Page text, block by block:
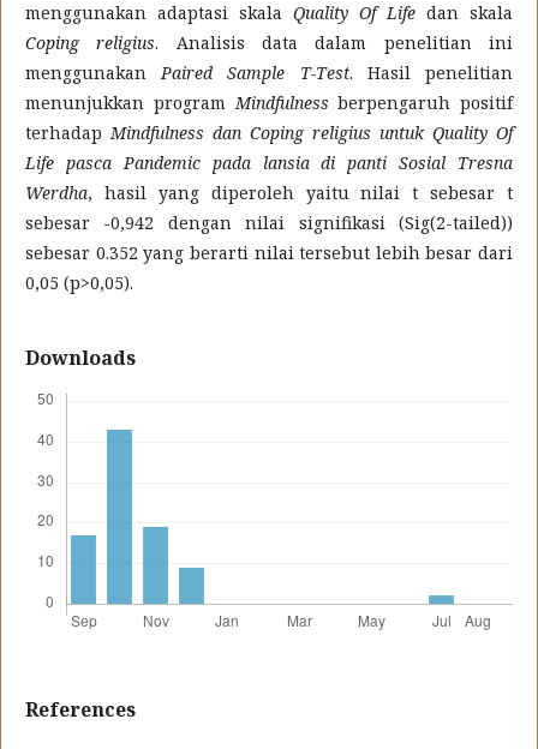
menggunakan adaptasi skala Quality Of Life dan skala
Coping religius. Analisis data dalam penelitian ini
menggunakanPaired Sample T-Test. Hasil penelitian
menunjukkan programMindfulness berpengaruh positif
terhadapMindfulness dan Coping religius untuk Quality Of
Life pasca Pandemic pada lansia di panti Sosial Tresna
Werdha, hasil yang diperoleh yaitu nilai t sebesar t
sebesar -0,942 dengan nilai signifikasi (Sig(2-tailed))
sebesar 0.352 yang berarti nilai tersebut lebih besar dari
0,05 (p>0,05).
Downloads
References